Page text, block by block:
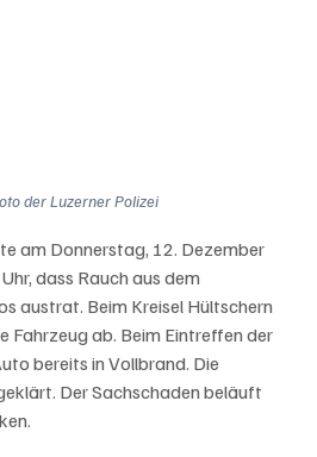
der Luzerner Polizei
am Donnerstag, 12. Dezember
dass Rauch aus dem
austrat. Beim Kreisel Hültschern
Fahrzeug ab. Beim Eintreffen der
bereits in Vollbrand. Die
Der Sachschaden beläuft